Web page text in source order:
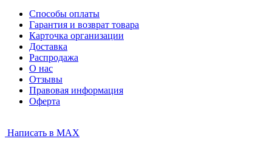
Способы оплаты
Гарантия и возврат товара
Карточка организации
Доставка
Распродажа
О нас
Отзывы
Правовая информация
Оферта
Написать в MAX